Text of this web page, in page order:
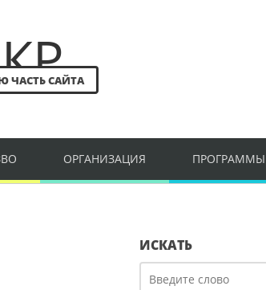
ЧАСТЬ САЙТА
ОРГАНИЗАЦИЯ ПРОГРАММЫ
ИСКАТЬ